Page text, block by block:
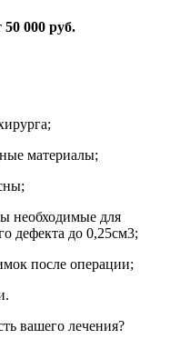
50 000 руб.
материалы;
необходимые для
дефекта до 0,25см3;
после операции;
вашего лечения?